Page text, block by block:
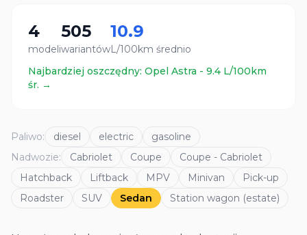
4
modeli
505
wariantów
10.9
L/100km średnio
Najbardziej oszczędny: Opel Astra - 9.4 L/100km
śr. →
Paliwo: diesel electric
gasoline
Nadwozie: Cabriolet Coupe
Coupe - Cabriolet
Hatchback
Liftback MPV Minivan
Pick-up
Roadster
SUV Sedan Station wagon (estate)